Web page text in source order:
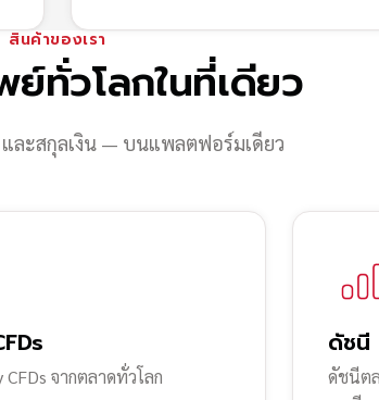
สินค้าของเรา
ทั่วโลกในที่เดียว
ละสกุลเงิน — บนแพลตฟอร์มเดียว
จากตลาดทั่วโลก
ดัชนี
ดัชนีต